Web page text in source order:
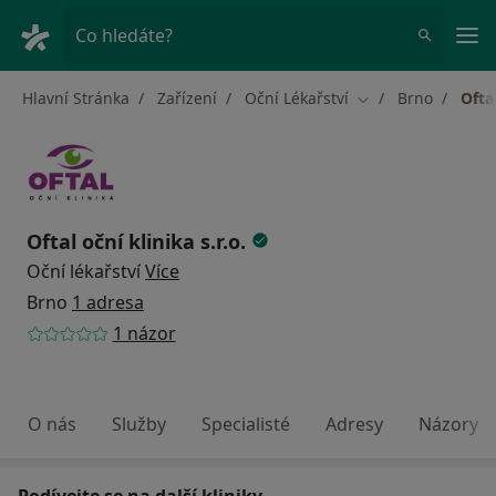
Co hledáte?
Hlavní Stránka Zařízení Oční Lékařství Změna města
Brno
Oftal oční klinika s.r.o.
Oční lékařstvíVíce
Brno 1 adresa
1 názor
O nás Služby Specialisté Adresy Názory